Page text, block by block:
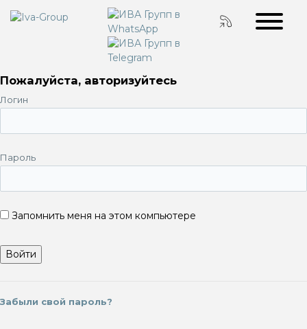
Пожалуйста, авторизуйтесь
Логин
Пароль
Запомнить меня на этом компьютере
Забыли свой пароль?